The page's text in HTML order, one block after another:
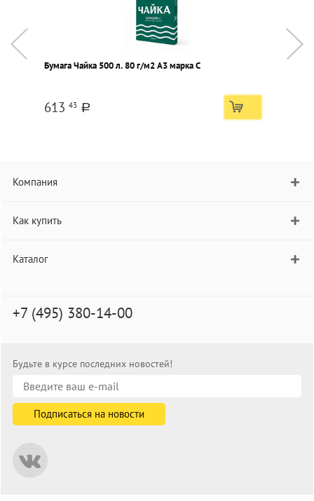
Бумага Чайка 500 л. 80 г/м2 А3 марка С
613 43 a
Компания
Как купить
Каталог
+7 (495) 380-14-00
Будьте в курсе последних новостей!